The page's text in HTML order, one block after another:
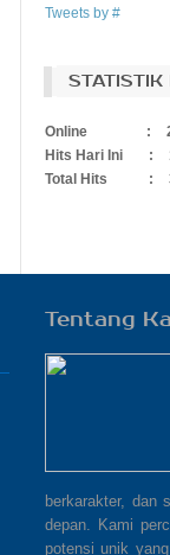
Tweets by #
STATISTIK
Online :
Hits Hari Ini
:
Total Hits
:
Tentang
berkarakter, dan
depan. Kami
potensi unik